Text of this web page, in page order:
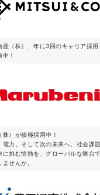
産（株）、年に3回のキャリア採用
中！
株）が積極採用中！
電力、そして次の未来へ。社会課
に挑む情熱を、グローバルな舞台
ませんか。